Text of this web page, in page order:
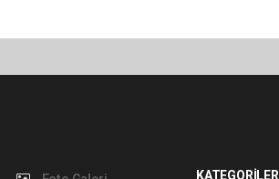
KATEGORİLER